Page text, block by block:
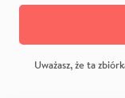
Uważasz, że ta